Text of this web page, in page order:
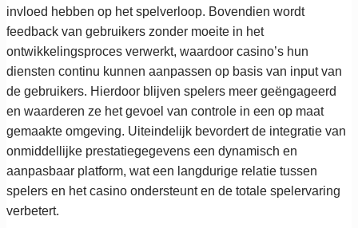
invloed hebben op het spelverloop. Bovendien wordt
feedback van gebruikers zonder moeite in het
ontwikkelingsproces verwerkt, waardoor casino’s hun
diensten continu kunnen aanpassen op basis van input van
de gebruikers. Hierdoor blijven spelers meer geëngageerd
en waarderen ze het gevoel van controle in een op maat
gemaakte omgeving. Uiteindelijk bevordert de integratie van
onmiddellijke prestatiegegevens een dynamisch en
aanpasbaar platform, wat een langdurige relatie tussen
spelers en het casino ondersteunt en de totale spelervaring
verbetert.